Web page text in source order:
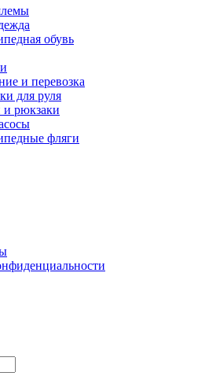
обувь
и перевозка
для руля
рюкзаки
фляги